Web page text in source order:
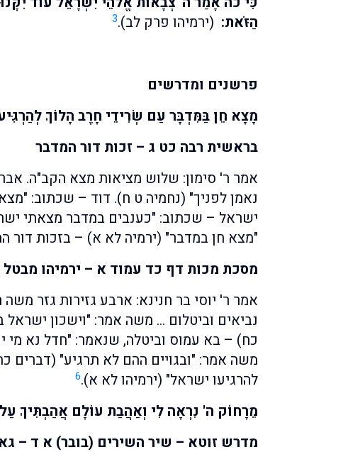
הַזֹּאת: (ירמיהו פרק לב).3
פרשנים ומדרשים
מָצָא חֵן בַּמִּדְבָּר עַם שְׂרִידֵי חָרֶב הָלוֹךְ
בראשית רבה כט ג – זכות דור המדבר
אמר ר' סימון: שלוש מציאות מצא הקב"ה.
נאמן לפניך" (נחמיה ט ח). דוד – שכתוב:
ישראל – שכתוב: "כענבים במדבר מצאתי
"מצא חן במדבר" (ירמיה לא א) – בזכות דור
מסכת מכות דף כד עמוד א – ירמיהו
אמר ר' יוסי בר חנינא: ארבע גזירות גזר
נביאים וביטלום … משה אמר: "וישכון
כח) – בא עמוס וביטלה, שנאמר: "חדל נא מי
משה אמר: "ובגויים ההם לא תרגיע" (דברים
להרגיעו ישראל" (ירמיהו לא א).6
מֵרָחוֹק ה' נִרְאָה לִי וְאַהֲבַת עוֹלָם אֲהַבְתִּיךְ
מדרש זוטא – שיר השירים (בובר) א ד –